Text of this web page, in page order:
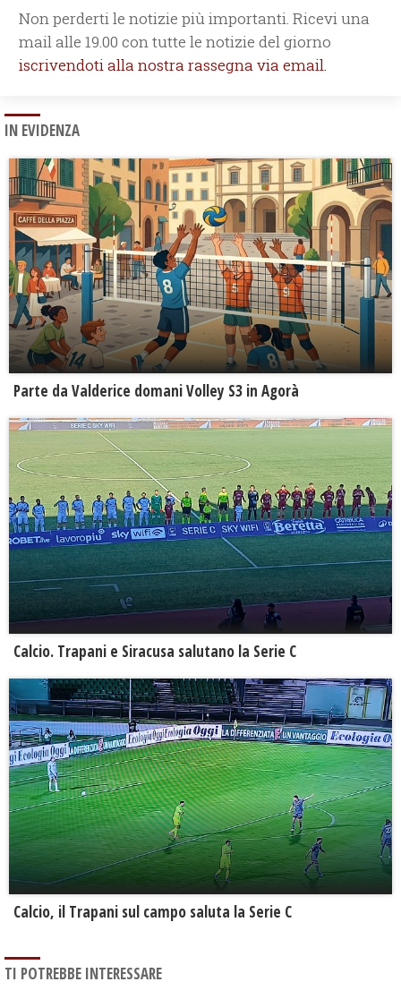
Non perderti le notizie più importanti. Ricevi una
mail alle 19.00 con tutte le notizie del giorno
iscrivendoti alla nostra rassegna via email.
IN EVIDENZA
Parte da Valderice domani Volley S3 in Agorà
Calcio. Trapani e Siracusa salutano la Serie C
Calcio, il Trapani sul campo saluta la Serie C
TI POTREBBE INTERESSARE